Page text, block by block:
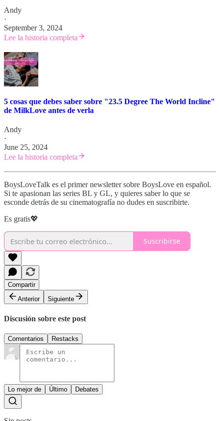
Andy
·
September 3, 2024
Lee la historia completa
5 cosas que debes saber sobre "23.5 Degree The World Incline"
de MilkLove antes de verla
Andy
·
June 25, 2024
Lee la historia completa
BoysLoveTalk es el primer newsletter sobre BoysLove en español.
Si te apasionan las series BL y GL, y quieres saber lo que se
esconde detrás de su cinematografía no dudes en suscribirte.
Es gratis💖
Suscribirse
Compartir
Anterior
Siguiente
Discusión sobre este post
Comentarios Restacks
Lo mejor de Último Debates